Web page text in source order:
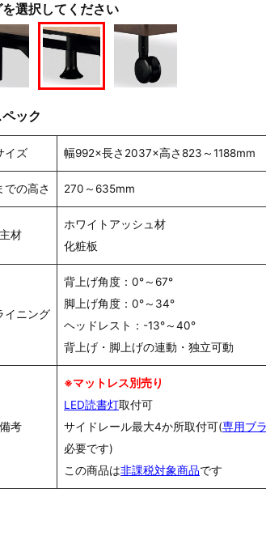
を選択してください
ック
イズ 幅992×長さ2037×高さ823～1188mm
での高さ 270～635mm
主材
ホワイトアッシュ材
化粧板
イニング
背上げ角度：0°～67°
脚上げ角度：0°～34°
ヘッドレスト：-13°～40°
背上げ・脚上げの連動・独立可動
備考
※マットレス別売り
LED読書灯取付可
サイドレール最大4か所取付可(専用ブ
必要です)
この商品は非課税対象商品です